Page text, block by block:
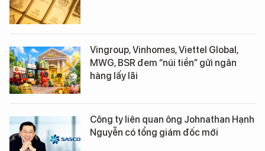
Vingroup, Vinhomes, Viettel Global,
MWG, BSR đem “núi tiền” gửi ngân
hàng lấy lãi
Công ty liên quan ông Johnathan Hạnh
Nguyễn có tổng giám đốc mới